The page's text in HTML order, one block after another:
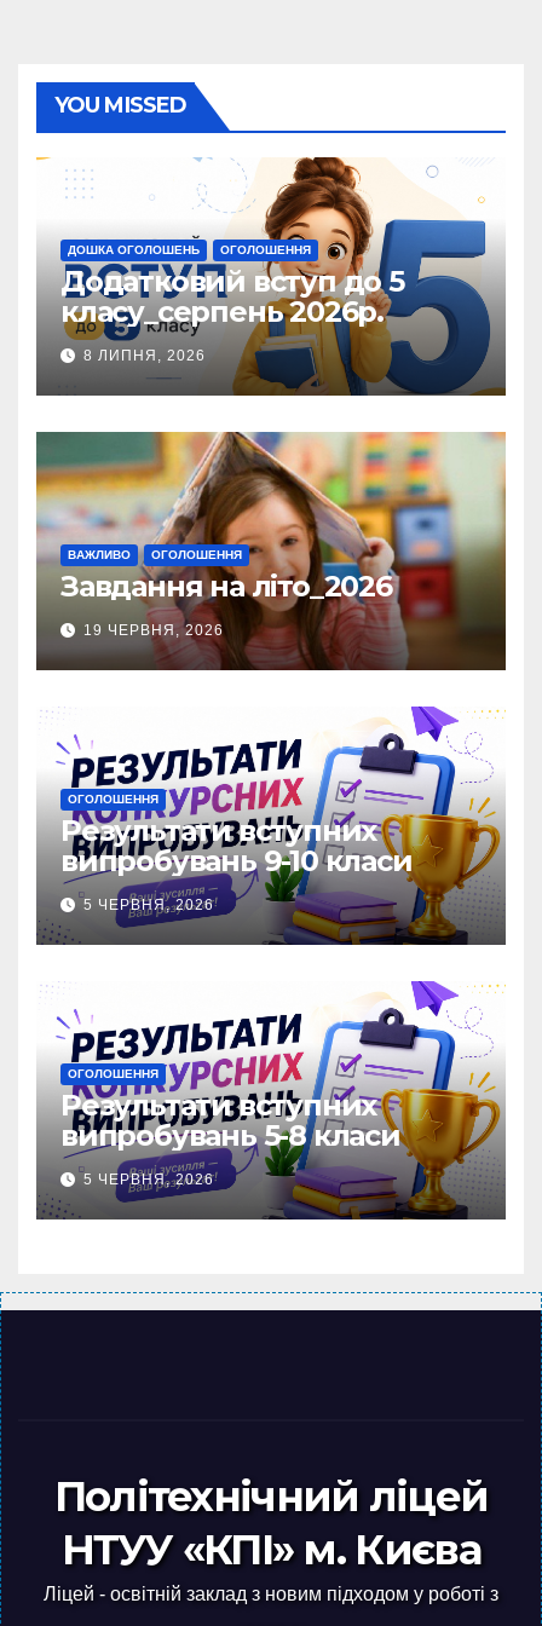
YOU MISSED
ДОШКА ОГОЛОШЕНЬ ОГОЛОШЕННЯ
Додатковий вступ до 5
класу_серпень 2026р.
8 ЛИПНЯ, 2026
ВАЖЛИВО ОГОЛОШЕННЯ
Завдання на літо_2026
19 ЧЕРВНЯ, 2026
ОГОЛОШЕННЯ
Результати вступних
випробувань 9-10 класи
5 ЧЕРВНЯ, 2026
ОГОЛОШЕННЯ
Результати вступних
випробувань 5-8 класи
5 ЧЕРВНЯ, 2026
Політехнічний ліцей
НТУУ «КПІ» м. Києва
Ліцей - освітній заклад з новим підходом у роботі з